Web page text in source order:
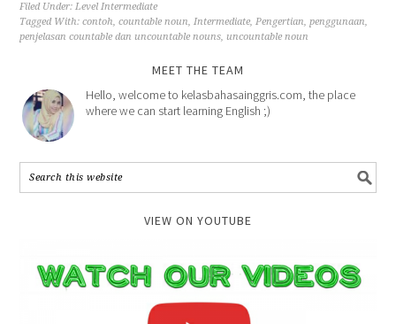
Filed Under:Level Intermediate
Tagged With:contoh,countable noun,Intermediate,Pengertian,penggunaan,
penjelasan countable dan uncountable nouns, uncountable noun
MEET THE TEAM
Hello, welcome to kelasbahasainggris.com, the place
where we can start learning English ;)
VIEW ON YOUTUBE